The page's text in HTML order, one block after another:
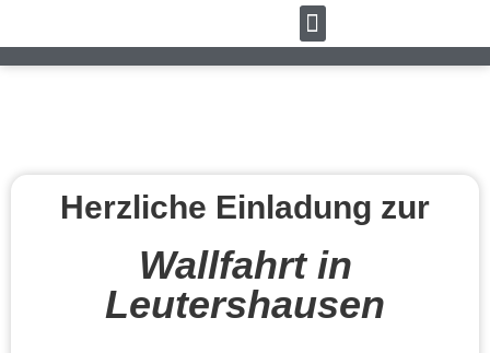
Herzliche Einladung zur
Wallfahrt in
Leutershausen